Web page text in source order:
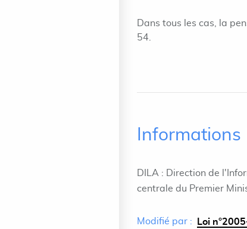
Dans tous les cas, la
54.
Informations
DILA : Direction de
centrale du Premier
Modifié par : Loi